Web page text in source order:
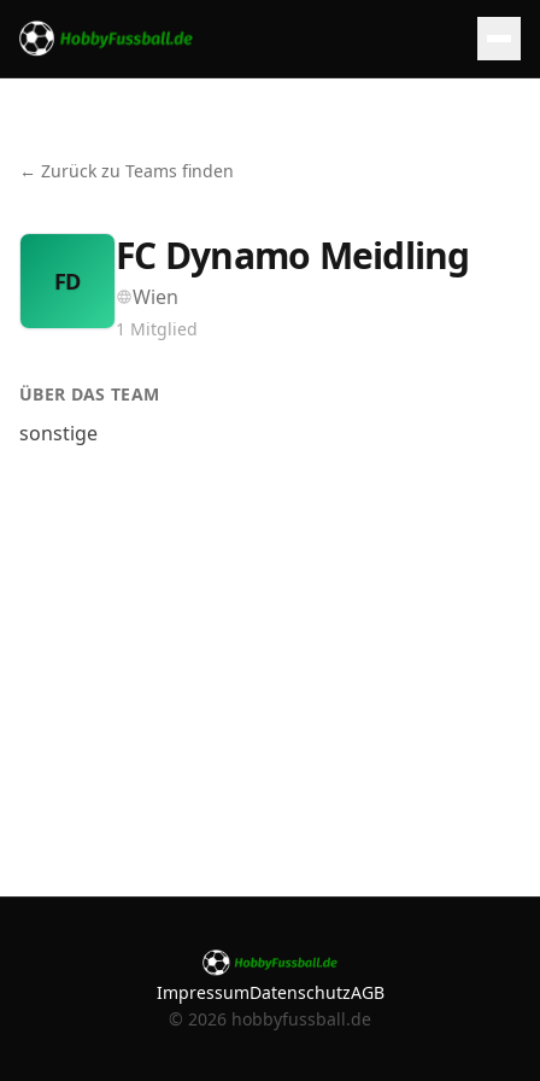
← Zurück zu Teams finden
FD
FC Dynamo Meidling
Wien
1 Mitglied
ÜBER DAS TEAM
sonstige
ImpressumDatenschutzAGB
© 2026 hobbyfussball.de